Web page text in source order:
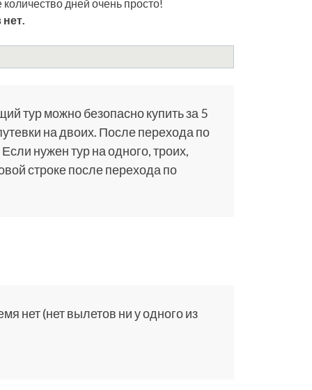
дней очень просто!
тур можно безопасно купить за 5
на двоих. После перехода по
нужен тур на одного, троих,
строке после перехода по
нет (нет вылетов ни у одного из